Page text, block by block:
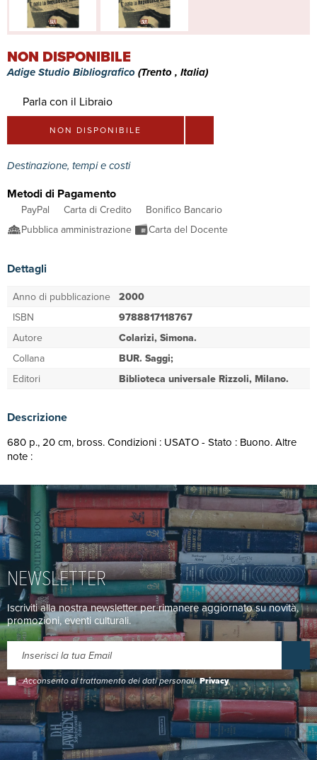
NON DISPONIBILE
Adige Studio Bibliografico(Trento , Italia)
Parla con il Libraio
NON DISPONIBILE
Destinazione, tempi e costi
Metodi di Pagamento
PayPal Carta di Credito
Bonifico Bancario
Pubblica amministrazione
Carta del Docente
Dettagli
Anno di pubblicazione 2000
ISBN
9788817118767
Autore
Colarizi, Simona.
Collana
BUR. Saggi;
Editori
Biblioteca universale Rizzoli, Milano.
Descrizione
680 p., 20 cm, bross. Condizioni : USATO - Stato : Buono. Altre
note :
NEWSLETTER
Iscriviti alla nostra newsletter per rimanere aggiornato su novità,
promozioni, eventi culturali.
Acconsento al trattamento dei dati personali.Privacy